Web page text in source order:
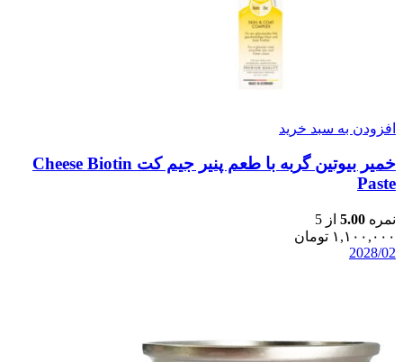
افزودن به سبد خرید
خمیر بیوتین گربه با طعم پنیر جیم کت Cheese Biotin
Paste
نمره 5.00 از 5
۱,۱۰۰,۰۰۰ تومان
2028/02